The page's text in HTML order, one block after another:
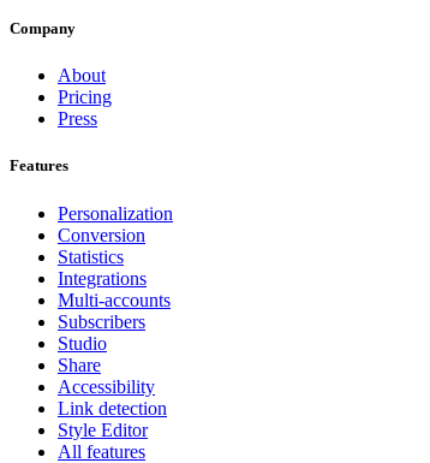
Company
About
Pricing
Press
Features
Personalization
Conversion
Statistics
Integrations
Multi-accounts
Subscribers
Studio
Share
Accessibility
Link detection
Style Editor
All features